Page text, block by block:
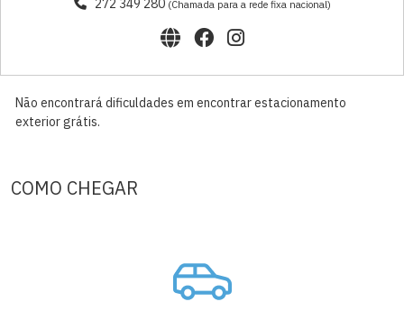
272 349 280 (Chamada para a rede fixa nacional)
Não encontrará dificuldades em encontrar estacionamento
exterior grátis.
COMO CHEGAR